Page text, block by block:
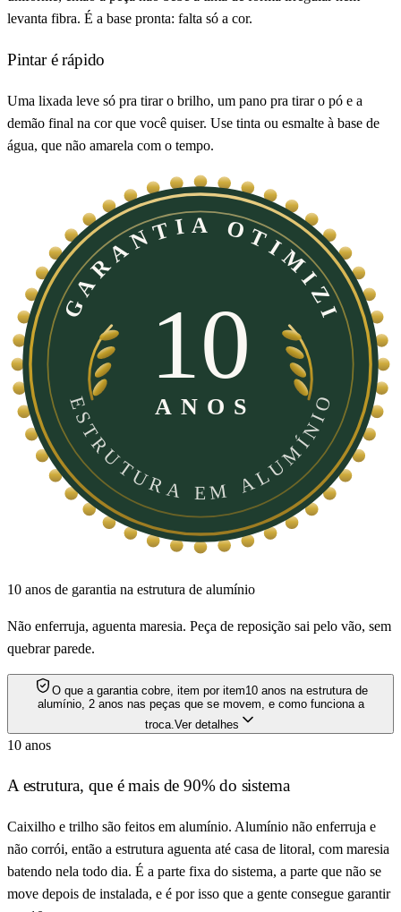
levanta fibra. É a base pronta: falta só a cor.
Pintar é rápido
Uma lixada leve só pra tirar o brilho, um pano pra tirar o pó e a
demão final na cor que você quiser. Use tinta ou esmalte à base de
água, que não amarela com o tempo.
GARANTIA OTIMIZI
ESTRUTURA EM ALUMÍNIO
10
ANOS
10 anos de garantia na estrutura de alumínio
Não enferruja, aguenta maresia. Peça de reposição sai pelo vão, sem
quebrar parede.
O que a garantia cobre, item por item10 anos na estrutura de
alumínio, 2 anos nas peças que se movem, e como funciona a
troca. Ver detalhes
10 anos
A estrutura, que é mais de 90% do sistema
Caixilho e trilho são feitos em alumínio. Alumínio não enferruja e
não corrói, então a estrutura aguenta até casa de litoral, com maresia
batendo nela todo dia. É a parte fixa do sistema, a parte que não se
move depois de instalada, e é por isso que a gente consegue garantir